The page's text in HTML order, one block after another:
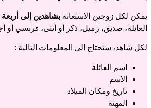
يمكن لكل زوجين الاستعانة بشاهدين إلى
العائلة، صديق، زميل، ذكر أو أنثى، فرنسي أو
لكل شاهد، ستحتاج الى المعلومات التالية :
اسم العائلة
الاسم
تاريخ ومكان الميلاد
المهنة